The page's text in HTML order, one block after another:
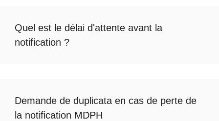
Quel est le délai d'attente avant la
notification ?
Demande de duplicata en cas de perte de
la notification MDPH